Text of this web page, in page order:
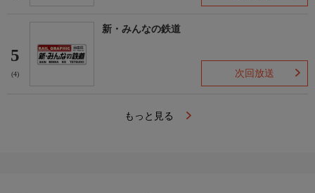
5
(4)
新・みんなの鉄道
次回放送
もっと見る